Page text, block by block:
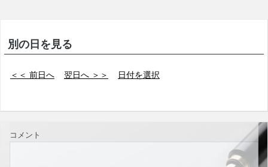
別の日を見る
＜＜ 前日へ 翌日へ ＞＞ 日付を選択
コメント